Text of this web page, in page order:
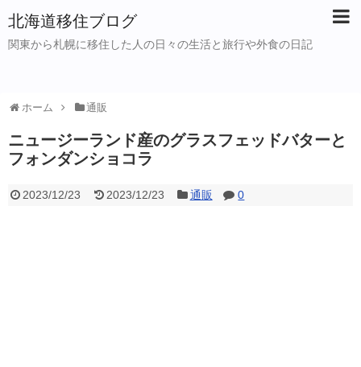
北海道移住ブログ
関東から札幌に移住した人の日々の生活と旅行や外食の日記
ホーム 通販
ニュージーランド産のグラスフェッドバターと
フォンダンショコラ
2023/12/23 2023/12/23 通販 0